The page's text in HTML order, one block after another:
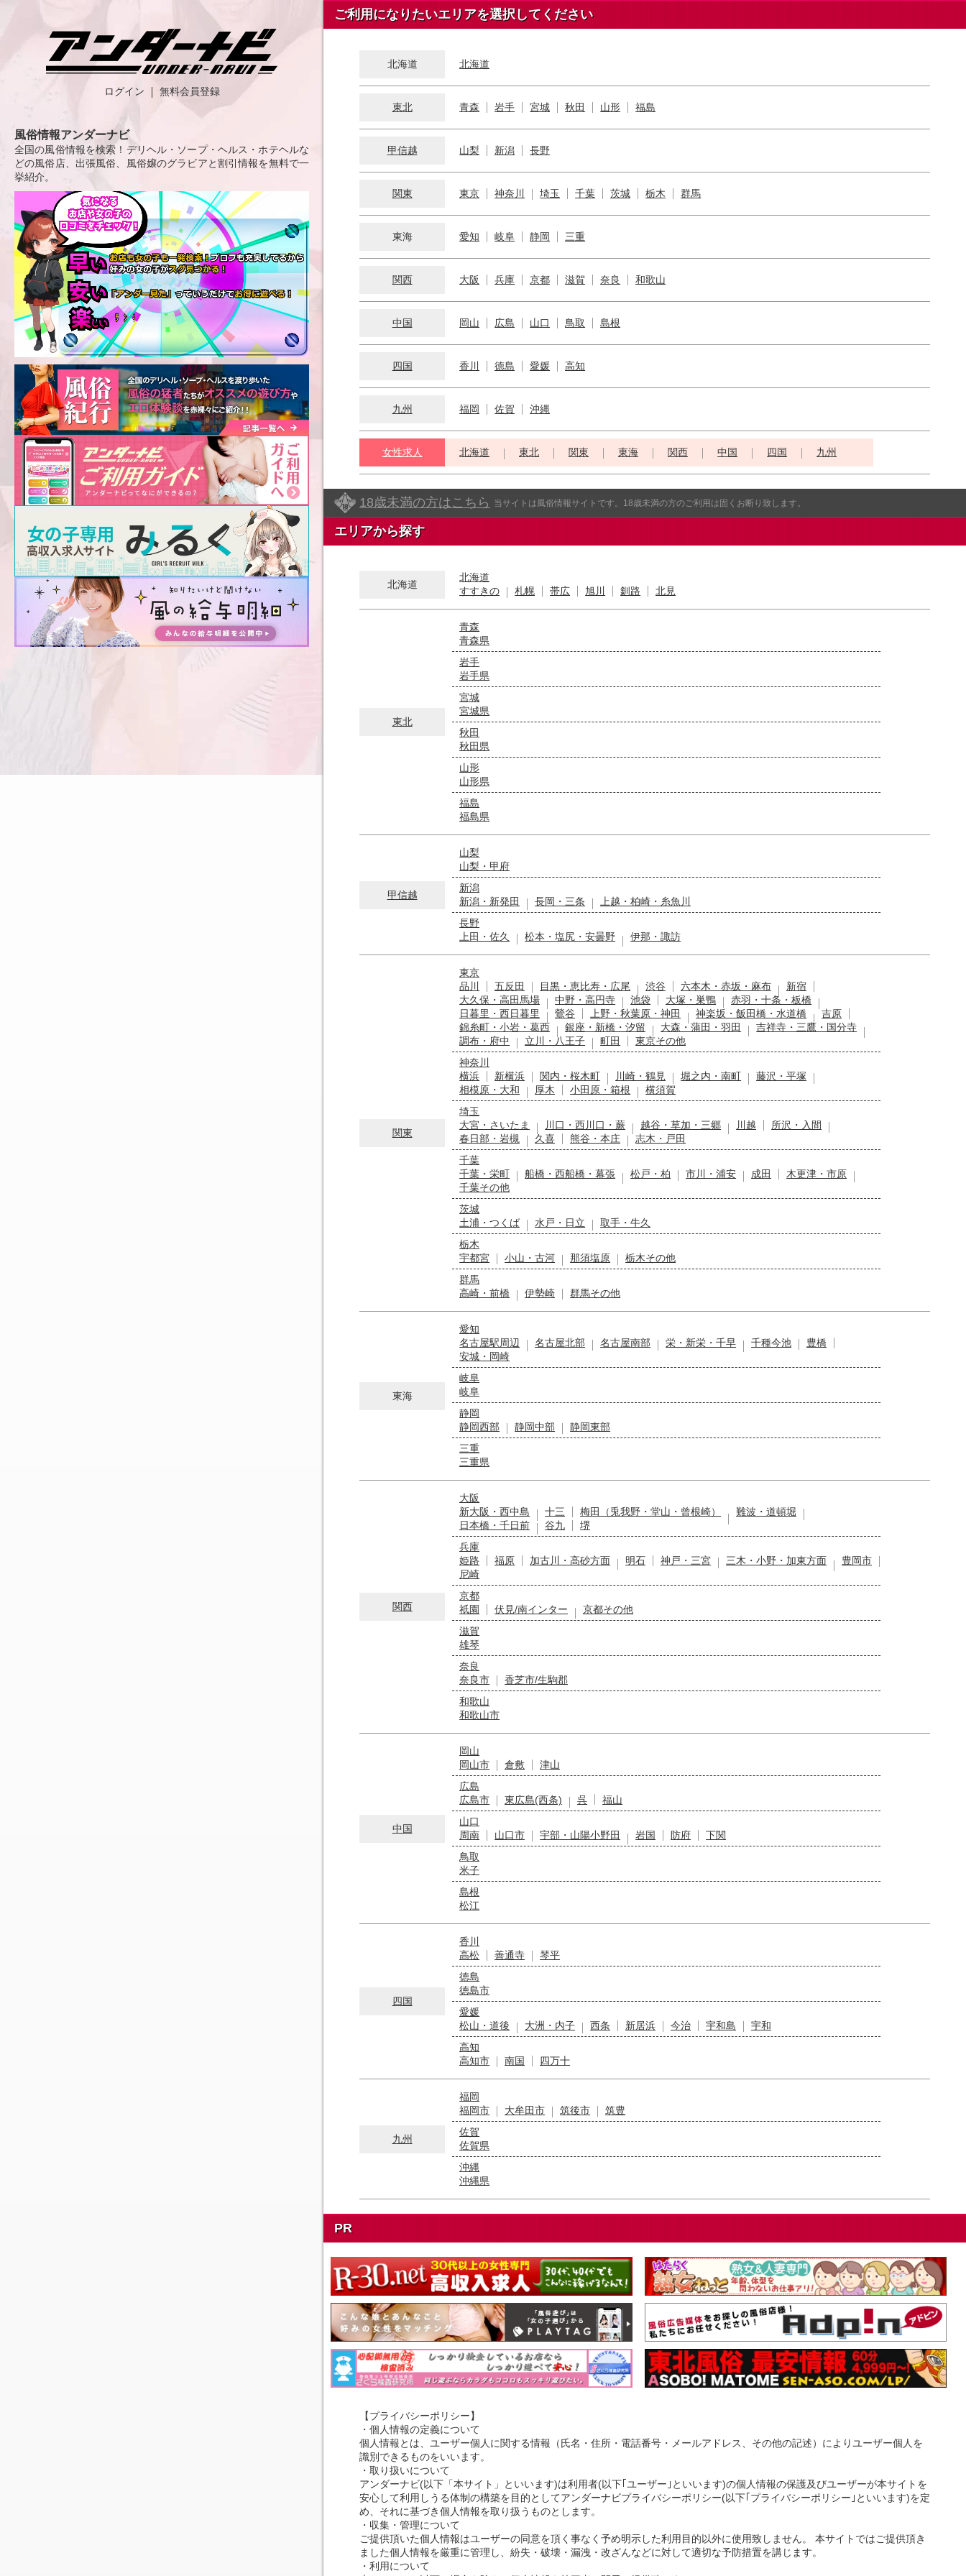
ログイン 無料会員登録
風俗情報アンダーナビ
全国の風俗情報を検索！デリヘル・ソープ・ヘルス・ホテヘルな
どの風俗店、出張風俗、風俗嬢のグラビアと割引情報を無料で一
挙紹介。
ご利用になりたいエリアを選択してください
北海道 北海道
東北 青森 岩手 宮城 秋田 山形 福島
甲信越 山梨 新潟 長野
関東 東京 神奈川 埼玉 千葉 茨城 栃木 群馬
東海 愛知 岐阜 静岡 三重
関西 大阪 兵庫 京都 滋賀 奈良 和歌山
中国 岡山 広島 山口 鳥取 島根
四国 香川 徳島 愛媛 高知
九州 福岡 佐賀 沖縄
女性求人 北海道 東北 関東 東海 関西 中国 四国 九州
18歳未満の方はこちら 当サイトは風俗情報サイトです。18歳未満の方のご利用は固くお断り致します。
エリアから探す
北海道
北海道
すすきの
札幌 帯広 旭川 釧路 北見
東北
青森
青森県
岩手
岩手県
宮城
宮城県
秋田
秋田県
山形
山形県
福島
福島県
甲信越
山梨
山梨・甲府
新潟
新潟・新発田
長岡・三条
上越・柏崎・糸魚川
長野
上田・佐久
松本・塩尻・安曇野 伊那・諏訪
関東
東京
品川
五反田 目黒・恵比寿・広尾 渋谷 六本木・赤坂・麻布
新宿
大久保・高田馬場
中野・高円寺 池袋 大塚・巣鴨
赤羽・十条・板橋
日暮里・西日暮里
鶯谷 上野・秋葉原・神田 神楽坂・飯田橋・水道橋
吉原
錦糸町・小岩・葛西
銀座・新橋・汐留 大森・蒲田・羽田
吉祥寺・三鷹・国分寺
調布・府中
立川・八王子 町田
東京その他
神奈川
横浜
新横浜 関内・桜木町 川崎・鶴見 堀之内・南町
藤沢・平塚
相模原・大和
厚木 小田原・箱根
横須賀
埼玉
大宮・さいたま
川口・西川口・蕨 越谷・草加・三郷 川越
所沢・入間
春日部・岩槻
久喜 熊谷・本庄
志木・戸田
千葉
千葉・栄町
船橋・西船橋・幕張 松戸・柏 市川・浦安 成田
木更津・市原
千葉その他
茨城
土浦・つくば
水戸・日立
取手・牛久
栃木
宇都宮
小山・古河 那須塩原
栃木その他
群馬
高崎・前橋
伊勢崎 群馬その他
東海
愛知
名古屋駅周辺
名古屋北部 名古屋南部 栄・新栄・千早 千種今池
豊橋
安城・岡崎
岐阜
岐阜
静岡
静岡西部
静岡中部
静岡東部
三重
三重県
関西
大阪
新大阪・西中島
十三 梅田（兎我野・堂山・曾根崎）
難波・道頓堀
日本橋・千日前
谷九
堺
兵庫
姫路
福原 加古川・高砂方面 明石 神戸・三宮 三木・小野・加東方面
豊岡市
尼崎
京都
祇園
伏見/南インター
京都その他
滋賀
雄琴
奈良
奈良市
香芝市/生駒郡
和歌山
和歌山市
中国
岡山
岡山市
倉敷
津山
広島
広島市
東広島(西条) 呉
福山
山口
周南
山口市 宇部・山陽小野田 岩国 防府
下関
鳥取
米子
島根
松江
四国
香川
高松
善通寺
琴平
徳島
徳島市
愛媛
松山・道後
大洲・内子 西条 新居浜 今治 宇和島
宇和
高知
高知市
南国 四万十
九州
福岡
福岡市
大牟田市 筑後市
筑豊
佐賀
佐賀県
沖縄
沖縄県
PR
【プライバシーポリシー】
・個人情報の定義について
個人情報とは、ユーザー個人に関する情報（氏名・住所・電話番号・メールアドレス、その他の記述）によりユーザー個人を
識別できるものをいいます。
・取り扱いについて
アンダーナビ(以下「本サイト」といいます)は利用者(以下｢ユーザー｣といいます)の個人情報の保護及びユーザーが本サイトを
安心して利用しうる体制の構築を目的としてアンダーナビプライバシーポリシー(以下｢プライバシーポリシー｣といいます)を定
め、それに基づき個人情報を取り扱うものとします。
・収集・管理について
ご提供頂いた個人情報はユーザーの同意を頂く事なく予め明示した利用目的以外に使用致しません。 本サイトではご提供頂き
ました個人情報を厳重に管理し、紛失・破壊・漏洩・改ざんなどに対して適切な予防措置を講じます。
・利用について